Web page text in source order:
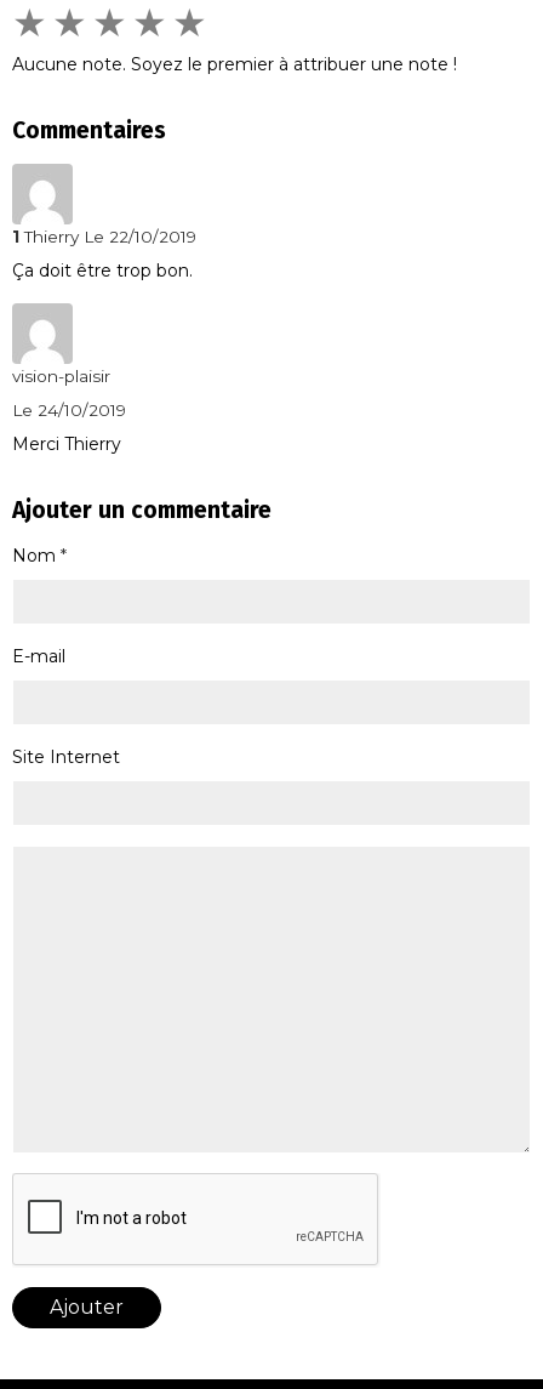
★ ★ ★ ★ ★
Aucune note. Soyez le premier à attribuer une note !
Commentaires
1 Thierry Le 22/10/2019
Ça doit être trop bon.
vision-plaisir
Le 24/10/2019
Merci Thierry
Ajouter un commentaire
Nom
E-mail
Site Internet
Ajouter